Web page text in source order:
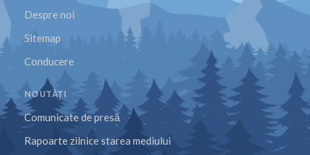
Despre noi
Sitemap
Conducere
NOUTĂȚI
Comunicate de presă
Rapoarte zilnice starea mediului